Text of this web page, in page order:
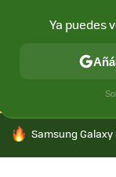
CONECTIVIDAD
HOY SE HABLA DE
Samsung Galaxy
Ya puedes